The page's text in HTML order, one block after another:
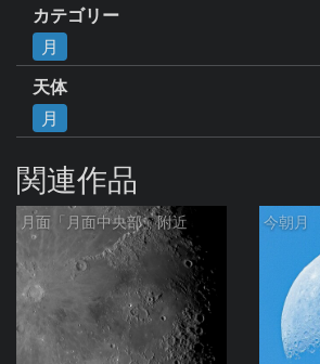
カテゴリー
月
天体
月
関連作品
月面「月面中央部」附近 今朝月